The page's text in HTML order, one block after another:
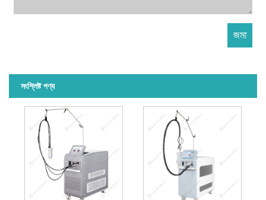
সংশ্লিষ্ট পণ্য